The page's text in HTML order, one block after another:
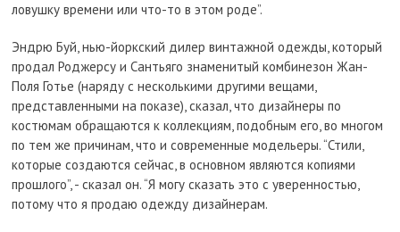
ловушку времени или что-то в этом роде”.
Эндрю Буй, нью-йоркский дилер винтажной одежды, который
продал Роджерсу и Сантьяго знаменитый комбинезон Жан-
Поля Готье (наряду с несколькими другими вещами,
представленными на показе), сказал, что дизайнеры по
костюмам обращаются к коллекциям, подобным его, во многом
по тем же причинам, что и современные модельеры. “Стили,
которые создаются сейчас, в основном являются копиями
прошлого”, - сказал он. “Я могу сказать это с уверенностью,
потому что я продаю одежду дизайнерам.